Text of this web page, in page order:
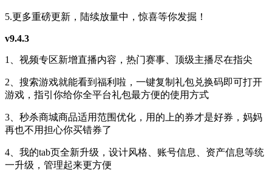
5.更多重磅更新，陆续放量中，惊喜等你发掘！
v9.4.3
1、视频专区新增直播内容，热门赛事、顶级主播尽在指尖
2、搜索游戏就能看到福利啦，一键复制礼包兑换码即可打开
游戏，指引你给你全平台礼包最方便的使用方式
3、秒杀商城商品适用范围优化，用的上的券才是好券，妈妈
再也不用担心你买错券了
4、我的tab页全新升级，设计风格、账号信息、资产信息等统
一升级，管理起来更方便